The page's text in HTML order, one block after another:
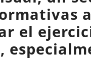
el